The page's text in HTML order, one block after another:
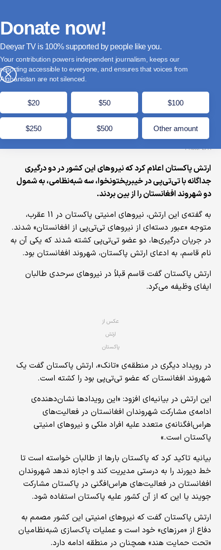
×
Donate now!
Deeyar TV is supported by people like you.
Your contribution powers independent journalism, keeps our
reporting accessible to everyone, and ensures that voices from
Afghanistan are not silenced.
$20 $50 $100
$250 $500 Other amount
پاکستان: دو شهروند افغانستان که عضو تی‌تی‌پی
بودند را کشتیم
Photo: EPA
ارتش پاکستان اعلام کرد که نیروهای این کشور در دو درگیری
جداگانه با تی‌تی‌پی در خیبرپختونخوا، سه شبه‌نظامی، به شمول
دو شهروند افغانستان را از بین‌ بردند.
به گفته‌ی این ارتش، نیروهای امنیتی پاکستان در 11 عقرب،
متوجه «عبور دسته‌ای از نیروهای تی‌تی‌پی از افغانستان» شدند.
در جریان درگیری‌ها، دو عضو تی‌تی‌پی کشته شدند که یکی آن به
نام قاسم، به ادعای ارتش پاکستان، شهروند افغانستان بود.
ارتش پاکستان گفت قاسم قبلاً در نیروهای سرحدی طالبان
ایفای وظیفه می‌کرد.
عکس از
ارتش
پاکستان
در رویداد دیگری در منطقه‌ی «تانک»، ارتش پاکستان گفت یک
شهروند افغانستان که عضو تی‌تی‌پی بود را کشته است.
این ارتش در بیانیه‌ای افزود: «این رویدادها نشان‌دهنده‌ی
ادامه‌ی مشارکت شهروندان افغانستان در فعالیت‌های
هراس‌افگنانه‌ی متعدد علیه افراد ملکی و نیروهای امنیتی
پاکستان است.»
بیانیه تاکید کرد که پاکستان بارها از طالبان خواسته است تا
خط دیورند را به درستی مدیریت کند و اجازه ندهد شهروندان
افغانستان در فعالیت‌های هراس‌افگنی در پاکستان مشارکت
جویند یا این که از آن کشور علیه پاکستان استفاده شود.
ارتش پاکستان گفت که نیروهای امنیتی این کشور مصمم به
دفاع از «مرزهای» خود است و عملیات پاک‌سازی شبه‌نظامیان
«تحت حمایت هند» همچنان در منطقه ادامه دارد.